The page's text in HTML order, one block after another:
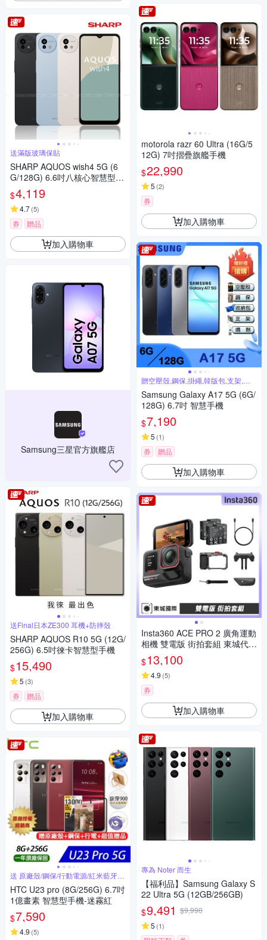
送滿版玻璃保貼
SHARP AQUOS wish4 5G (6
G/128G) 6.6吋八核心智慧型手
$4,119
4.7(5)
券 贈品
加入購物車
Samsung三星官方旗艦店
送Final日本ZE300 耳機+防摔殼
SHARP AQUOS R10 5G (12G/
256G) 6.5吋徠卡智慧型手機
$15,490
5 (3)
券 贈品
加入購物車
送 原廠殼/鋼保/行動電源/紅米藍牙耳
機
HTC U23 pro (8G/256G) 6.7吋
1億畫素 智慧型手機-迷霧紅
$7,590
4.9 (5)
motorola razr 60 Ultra (16G/5
12G) 7吋摺疊旗艦手機
$22,990
5 (2)
券
加入購物車
贈空壓殼,鋼保,掛繩,韓版包,支架,噴
劑
Samsung Galaxy A17 5G (6G/
128G) 6.7吋 智慧手機
$7,190
5 (1)
券 贈品
加入購物車
Insta360 ACE PRO 2 廣角運動
相機 雙電版 街拍套組 東城代理
公司貨
$13,100
4.9 (5)
券
加入購物車
專為 Noter 而生
【福利品】Samsung Galaxy S
22 Ultra 5G (12GB/256GB)
$9,491 $9,990
5 (1)